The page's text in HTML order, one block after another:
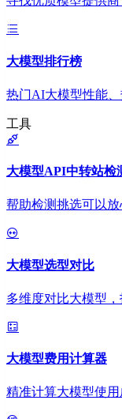
大模型排行榜
热门AI大模型性能
工具
大模型API中转站检
帮助检测挑选可以
大模型选型对比
多维度对比大模型
大模型费用计算器
精准计算大模型使